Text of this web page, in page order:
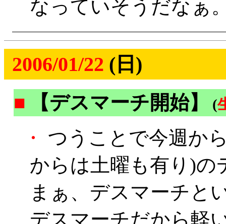
なっていそうだなぁ
2006/01/22 (日)
■ 【デスマーチ開始】 (
・
つうことで今週か
からは土曜も有り)の
まぁ、デスマーチと
デスマーチだから軽